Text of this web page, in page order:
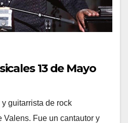
13 de Mayo
guitarrista de rock
Fue un cantautor y